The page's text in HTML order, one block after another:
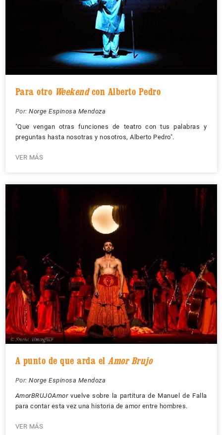
Para otro Weekendcon Alberto Pedro
Por: Norge Espinosa Mendoza
"Que vengan otras funciones de teatro con tus palabras y
preguntas hasta nosotras y nosotros, Alberto Pedro".
VER MÁS
A punto de que arda el Amor Brujo
Por: Norge Espinosa Mendoza
AmorBRUJOAmorvuelve sobre la partitura de Manuel de Falla
para contar esta vez una historia de amor entre hombres.
VER MÁS